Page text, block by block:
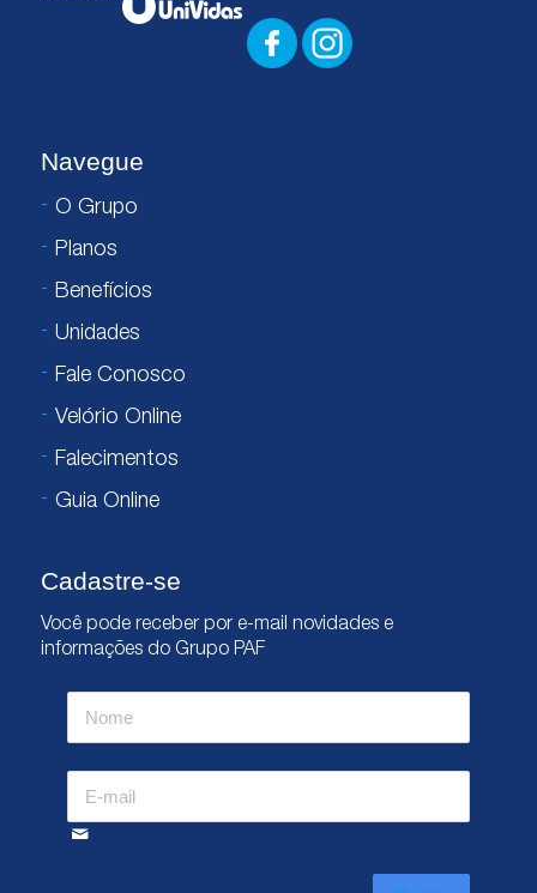
Navegue
O Grupo
Planos
Benefícios
Unidades
Fale Conosco
Velório Online
Falecimentos
Guia Online
Cadastre-se
Você pode receber por e-mail novidades e
informações do Grupo PAF